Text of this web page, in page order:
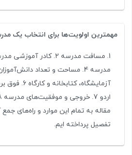
مهمترین اولویت‌ها برای انتخاب یک
آزمایشگاه،
مقاله به تمام این موارد و راه‌های
تفصیل پرداخته ایم.